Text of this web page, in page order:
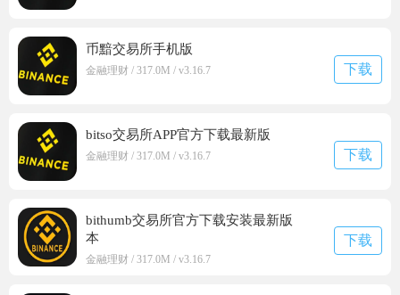
币黯交易所手机版
金融理财 / 317.0M / v3.16.7 下载
bitso交易所APP官方下载最新版
金融理财 / 317.0M / v3.16.7 下载
bithumb交易所官方下载安装最新版
本
金融理财 / 317.0M / v3.16.7
下载